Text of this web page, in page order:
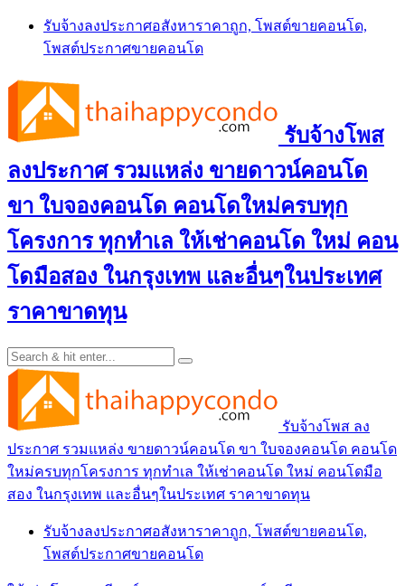
Skip
content
รับจ้างลงประกาศอสังหาราคาถูก, โพสต์ขายคอนโด,
โพสต์ประกาศขายคอนโด
รับจ้างโพส
ลงประกาศ รวมแหล่ง ขายดาวน์คอนโด
ขา ใบจองคอนโด คอนโดใหม่ครบทุก
โครงการ ทุกทำเล ให้เช่าคอนโด ใหม่ คอน
โดมือสอง ในกรุงเทพ และอื่นๆในประเทศ
ราคาขาดทุน
รับจ้างโพส ลง
ประกาศ รวมแหล่ง ขายดาวน์คอนโด ขา ใบจองคอนโด คอนโด
ใหม่ครบทุกโครงการ ทุกทำเล ให้เช่าคอนโด ใหม่ คอนโดมือ
สอง ในกรุงเทพ และอื่นๆในประเทศ ราคาขาดทุน
รับจ้างลงประกาศอสังหาราคาถูก, โพสต์ขายคอนโด,
โพสต์ประกาศขายคอนโด